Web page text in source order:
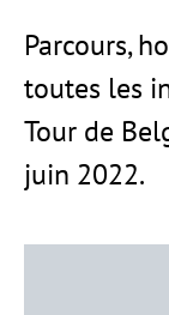
Parcours,
toutes les
Tour de
juin 2022.